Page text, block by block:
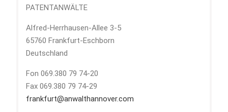
PATENTANWÄLTE
Alfred-Herrhausen-Allee 3-5
65760 Frankfurt-Eschborn
Deutschland
Fon 069.380 79 74-20
Fax 069.380 79 74-29
frankfurt@anwalthannover.com